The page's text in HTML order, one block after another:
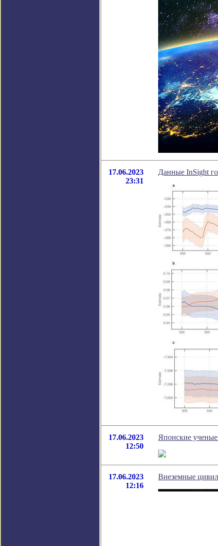
17.06.2023
23:31
Данные InSight
17.06.2023
12:50
Японские
17.06.2023
12:16
Внеземные